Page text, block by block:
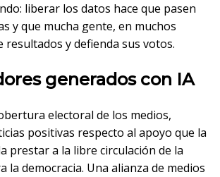
liberar los datos hace que pasen
y que mucha gente, en muchos
y defienda sus votos.
generados con IA
electoral de los medios,
positivas respecto al apoyo que la
prestar a la libre circulación de la
la democracia. Una alianza de medios